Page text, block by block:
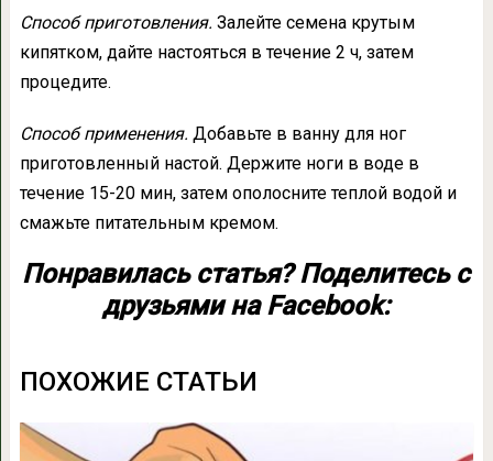
Способ приготовления. Залейте семена крутым
кипятком, дайте настояться в течение 2 ч, затем
процедите.
Способ применения. Добавьте в ванну для ног
приготовленный настой. Держите ноги в воде в
течение 15-20 мин, затем ополосните теплой водой и
смажьте питательным кремом.
Понравилась статья? Поделитесь с
друзьями на Facebook:
ПОХОЖИЕ СТАТЬИ